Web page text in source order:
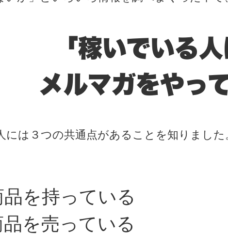
「稼いでいる人
メルマガをやっ
には３つの共通点があることを知りました
を持っている
を売っている